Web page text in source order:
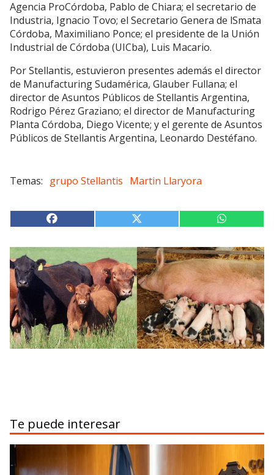
Agencia ProCórdoba, Pablo de Chiara; el secretario de
Industria, Ignacio Tovo; el Secretario Genera de lSmata
Córdoba, Maximiliano Ponce; el presidente de la Unión
Industrial de Córdoba (UICba), Luis Macario.
Por Stellantis, estuvieron presentes además el director
de Manufacturing Sudamérica, Glauber Fullana; el
director de Asuntos Públicos de Stellantis Argentina,
Rodrigo Pérez Graziano; el director de Manufacturing
Planta Córdoba, Diego Vicente; y el gerente de Asuntos
Públicos de Stellantis Argentina, Leonardo Destéfano.
grupo Stellantis Martin Llaryora
Te puede interesar